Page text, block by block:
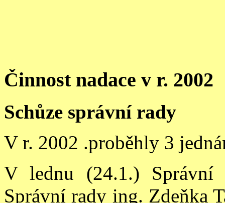
Činnost nadace v r. 2002
Schůze správní rady
V r. 2002 .proběhly 3
V lednu (24.1.) Správní
Správní rady ing. Zdeňka